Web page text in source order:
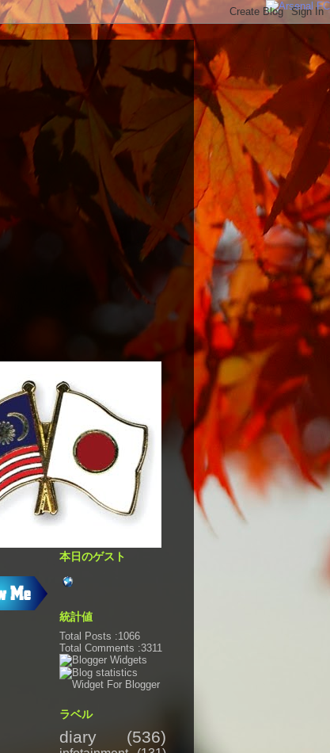
本日のゲスト
統計値
Total Posts :1066
Total Comments :3311
ラベル
diary (536)